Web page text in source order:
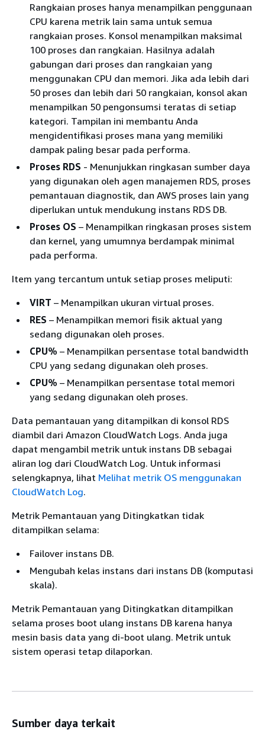
Rangkaian proses hanya menampilkan penggunaan
CPU karena metrik lain sama untuk semua
rangkaian proses. Konsol menampilkan maksimal
100 proses dan rangkaian. Hasilnya adalah
gabungan dari proses dan rangkaian yang
menggunakan CPU dan memori. Jika ada lebih dari
50 proses dan lebih dari 50 rangkaian, konsol akan
menampilkan 50 pengonsumsi teratas di setiap
kategori. Tampilan ini membantu Anda
mengidentifikasi proses mana yang memiliki
dampak paling besar pada performa.
Proses RDS - Menunjukkan ringkasan sumber daya
yang digunakan oleh agen manajemen RDS, proses
pemantauan diagnostik, dan AWS proses lain yang
diperlukan untuk mendukung instans RDS DB.
Proses OS – Menampilkan ringkasan proses sistem
dan kernel, yang umumnya berdampak minimal
pada performa.
Item yang tercantum untuk setiap proses meliputi:
VIRT – Menampilkan ukuran virtual proses.
RES – Menampilkan memori fisik aktual yang
sedang digunakan oleh proses.
CPU% – Menampilkan persentase total bandwidth
CPU yang sedang digunakan oleh proses.
CPU% – Menampilkan persentase total memori
yang sedang digunakan oleh proses.
Data pemantauan yang ditampilkan di konsol RDS
diambil dari Amazon CloudWatch Logs. Anda juga
dapat mengambil metrik untuk instans DB sebagai
aliran log dari CloudWatch Log. Untuk informasi
selengkapnya, lihat Melihat metrik OS menggunakan
CloudWatch Log.
Metrik Pemantauan yang Ditingkatkan tidak
ditampilkan selama:
Failover instans DB.
Mengubah kelas instans dari instans DB (komputasi
skala).
Metrik Pemantauan yang Ditingkatkan ditampilkan
selama proses boot ulang instans DB karena hanya
mesin basis data yang di-boot ulang. Metrik untuk
sistem operasi tetap dilaporkan.
Sumber daya terkait